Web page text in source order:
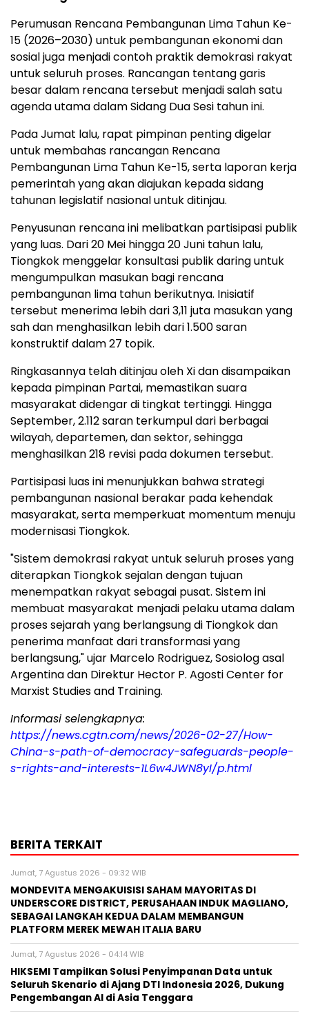
Perumusan Rencana Pembangunan Lima Tahun Ke-
15 (2026–2030) untuk pembangunan ekonomi dan
sosial juga menjadi contoh praktik demokrasi rakyat
untuk seluruh proses. Rancangan tentang garis
besar dalam rencana tersebut menjadi salah satu
agenda utama dalam Sidang Dua Sesi tahun ini.
Pada Jumat lalu, rapat pimpinan penting digelar
untuk membahas rancangan Rencana
Pembangunan Lima Tahun Ke-15, serta laporan kerja
pemerintah yang akan diajukan kepada sidang
tahunan legislatif nasional untuk ditinjau.
Penyusunan rencana ini melibatkan partisipasi publik
yang luas. Dari 20 Mei hingga 20 Juni tahun lalu,
Tiongkok menggelar konsultasi publik daring untuk
mengumpulkan masukan bagi rencana
pembangunan lima tahun berikutnya. Inisiatif
tersebut menerima lebih dari 3,11 juta masukan yang
sah dan menghasilkan lebih dari 1.500 saran
konstruktif dalam 27 topik.
Ringkasannya telah ditinjau oleh Xi dan disampaikan
kepada pimpinan Partai, memastikan suara
masyarakat didengar di tingkat tertinggi. Hingga
September, 2.112 saran terkumpul dari berbagai
wilayah, departemen, dan sektor, sehingga
menghasilkan 218 revisi pada dokumen tersebut.
Partisipasi luas ini menunjukkan bahwa strategi
pembangunan nasional berakar pada kehendak
masyarakat, serta memperkuat momentum menuju
modernisasi Tiongkok.
"Sistem demokrasi rakyat untuk seluruh proses yang
diterapkan Tiongkok sejalan dengan tujuan
menempatkan rakyat sebagai pusat. Sistem ini
membuat masyarakat menjadi pelaku utama dalam
proses sejarah yang berlangsung di Tiongkok dan
penerima manfaat dari transformasi yang
berlangsung," ujar Marcelo Rodriguez, Sosiolog asal
Argentina dan Direktur Hector P. Agosti Center for
Marxist Studies and Training.
Informasi selengkapnya:
https://news.cgtn.com/news/2026-02-27/How-
China-s-path-of-democracy-safeguards-people-
s-rights-and-interests-1L6w4JWN8yI/p.html
BERITA TERKAIT
Jumat, 7 Agustus 2026 - 09:32 WIB
MONDEVITA MENGAKUISISI SAHAM MAYORITAS DI
UNDERSCORE DISTRICT, PERUSAHAAN INDUK MAGLIANO,
SEBAGAI LANGKAH KEDUA DALAM MEMBANGUN
PLATFORM MEREK MEWAH ITALIA BARU
Jumat, 7 Agustus 2026 - 04:14 WIB
HIKSEMI Tampilkan Solusi Penyimpanan Data untuk
Seluruh Skenario di Ajang DTI Indonesia 2026, Dukung
Pengembangan AI di Asia Tenggara